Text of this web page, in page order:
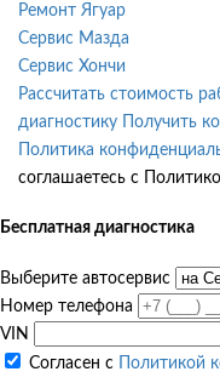
Ремонт Ягуар
Сервис Мазда
Сервис Хончи
Рассчитать стоимость
диагностику
Получить
Политика
соглашаетесь с
Бесплатная диагностика
Выберите автосервис
Номер телефона
VIN
Согласен с
Политикой